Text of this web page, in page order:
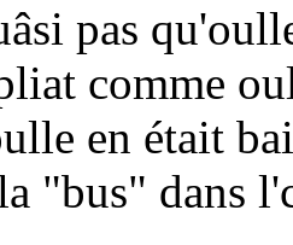
pas
comme
en était
"bus" dans